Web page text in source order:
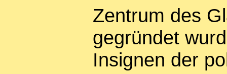
Zentrum des
gegründet
Insignen der